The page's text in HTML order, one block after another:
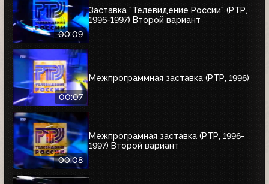
00:09
Заставка "Телевидение России" (РТР,
1996-1997) Второй вариант
00:07
Межпрограммная заставка (РТР, 1996)
00:08
Межпрограмная заставка (РТР, 1996-
1997) Второй вариант